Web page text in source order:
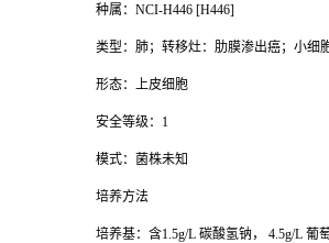
种属： NCI-H446 [H446]
类型：肺；转移灶：肋膜渗出癌；小细
形态：上皮细胞
安全等级： 1
模式：菌株未知
培养方法
培养基：含1.5g/L 碳酸氢钠， 4.5g/L 葡